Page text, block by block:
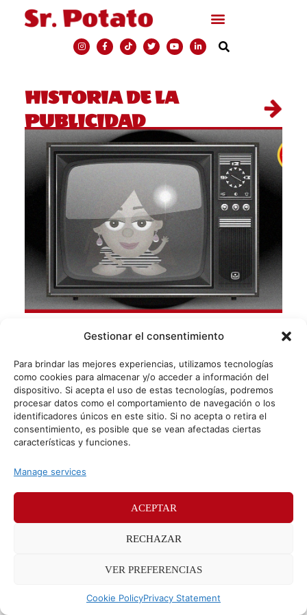
Gestionar el consentimiento
Para brindar las mejores experiencias, utilizamos tecnologías
como cookies para almacenar y/o acceder a información del
dispositivo. Si acepta el uso de estas tecnologías, podremos
procesar datos como el comportamiento de navegación o los
identificadores únicos en este sitio. Si no acepta o retira el
consentimiento, es posible que se vean afectadas ciertas
características y funciones.
Manage services
ACEPTAR
RECHAZAR
VER PREFERENCIAS
Cookie PolicyPrivacy Statement
HISTORIA DE LA
PUBLICIDAD
Un paseo por la historia de la publicidad
venimos? En Sr. Potato sabemos que echar la vista atrás
es bueno a veces (u-u-u) y
© Sr. Potato 2026
Méndez Álvaro 24, 28045 Madrid. Teléfono91 176 52 25